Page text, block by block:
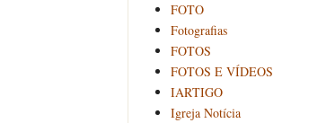
FOTO
Fotografias
FOTOS
FOTOS E VÍDEOS
IARTIGO
Igreja Notícia